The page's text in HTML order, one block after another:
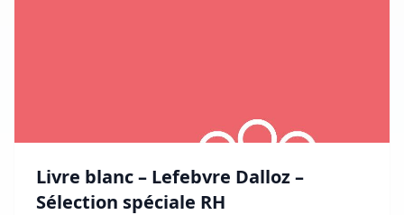
Livre blanc – Lefebvre Dalloz –
Sélection spéciale RH